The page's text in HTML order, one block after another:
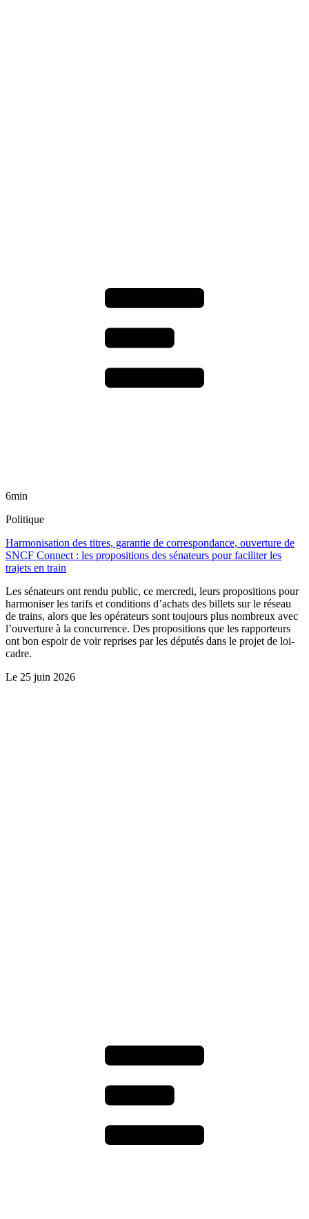
6min
Politique
Harmonisation des titres, garantie de correspondance, ouverture de
SNCF Connect : les propositions des sénateurs pour faciliter les
trajets en train
Les sénateurs ont rendu public, ce mercredi, leurs propositions pour
harmoniser les tarifs et conditions d’achats des billets sur le réseau
de trains, alors que les opérateurs sont toujours plus nombreux avec
l’ouverture à la concurrence. Des propositions que les rapporteurs
ont bon espoir de voir reprises par les députés dans le projet de loi-
cadre.
Le 25 juin 2026